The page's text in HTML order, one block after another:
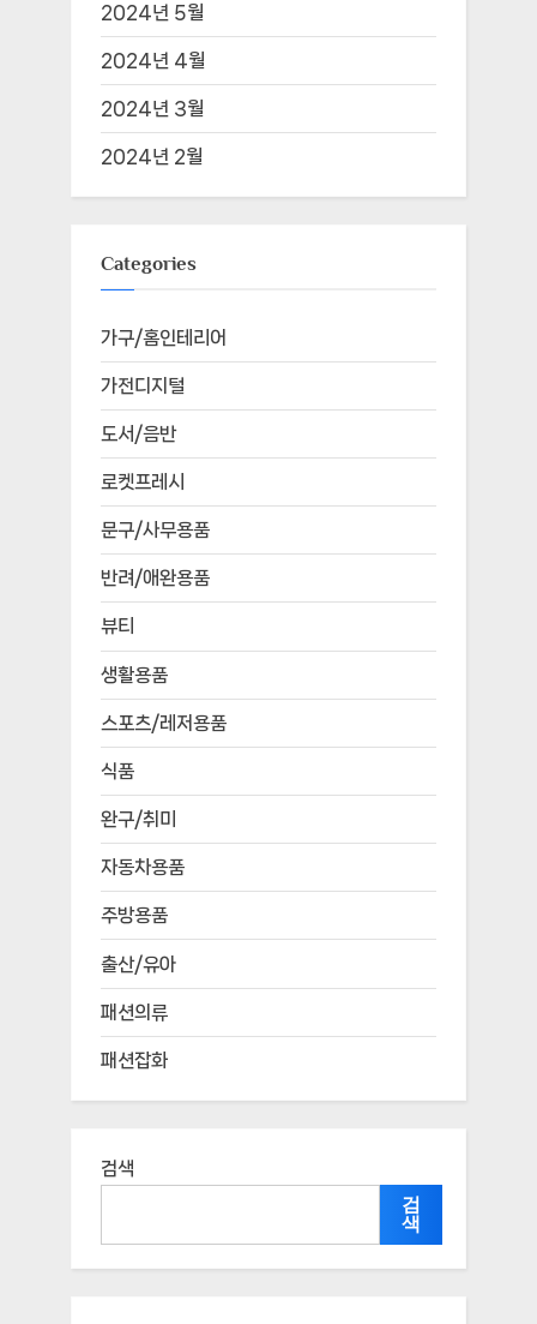
2024년 5월
2024년 4월
2024년 3월
2024년 2월
Categories
가구/홈인테리어
가전디지털
도서/음반
로켓프레시
문구/사무용품
반려/애완용품
뷰티
생활용품
스포츠/레저용품
식품
완구/취미
자동차용품
주방용품
출산/유아
패션의류
패션잡화
검색
검
색